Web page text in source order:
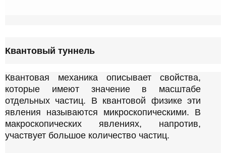
d
o
С
а
м
о
е
п
Квантовый туннель
Квантовая механика описывает свойства,
которые имеют значение в масштабе
отдельных частиц. В квантовой физике эти
явления называются микроскопическими. В
макроскопических явлениях, напротив,
участвует большое количество частиц.